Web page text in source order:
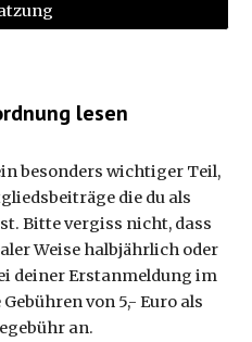
lesen
besonders wichtiger Teil,
die du als
Bitte vergiss nicht, dass
Weise halbjährlich oder
deiner Erstanmeldung im
von 5,- Euro als
an.